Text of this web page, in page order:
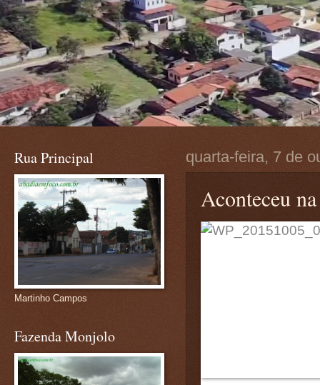
quarta-feira, 7 de
Aconteceu
Rua Principal
Martinho Campos
Fazenda Monjolo